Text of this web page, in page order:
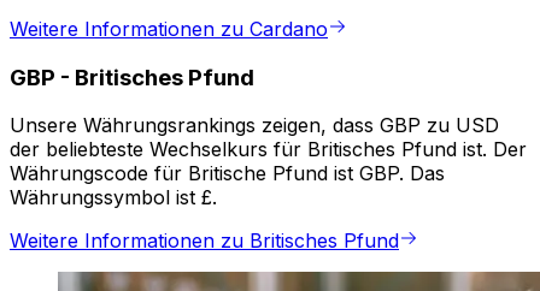
Weitere Informationen zu Cardano
GBP - Britisches Pfund
Unsere Währungsrankings zeigen, dass GBP zu USD
der beliebteste Wechselkurs für Britisches Pfund ist. Der
Währungscode für Britische Pfund ist GBP. Das
Währungssymbol ist £.
Weitere Informationen zu Britisches Pfund